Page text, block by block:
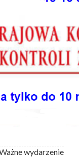
wydarzenie